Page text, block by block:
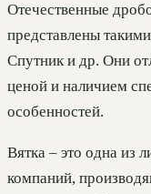
Отечественные
представлены
Спутник и др. Они
ценой и наличием
особенностей.
Вятка – это одна из
компаний,